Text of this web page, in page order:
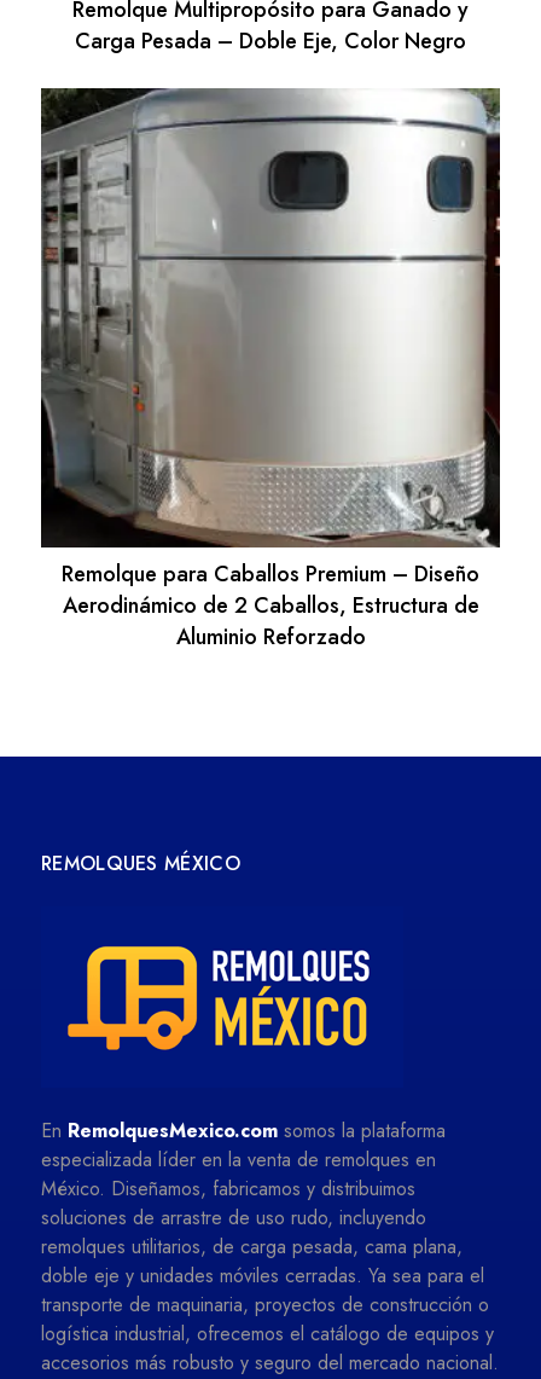
Remolque Multipropósito para Ganado y
Carga Pesada – Doble Eje, Color Negro
Remolque para Caballos Premium – Diseño
Aerodinámico de 2 Caballos, Estructura de
Aluminio Reforzado
REMOLQUES MÉXICO
En RemolquesMexico.com somos la plataforma
especializada líder en la venta de remolques en
México. Diseñamos, fabricamos y distribuimos
soluciones de arrastre de uso rudo, incluyendo
remolques utilitarios, de carga pesada, cama plana,
doble eje y unidades móviles cerradas. Ya sea para el
transporte de maquinaria, proyectos de construcción o
logística industrial, ofrecemos el catálogo de equipos y
accesorios más robusto y seguro del mercado nacional.